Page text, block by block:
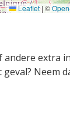
Leaflet| ©
andere extra
Neem